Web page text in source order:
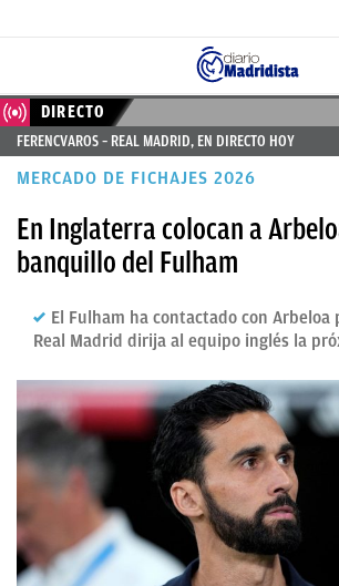
ÚLTIMAS
NOTICIAS
MADRID
BALONCESTO
CANTERA
DIRECTO
FEMENINO
PAPARAZZI
OKDIARIO
DIRECTO
FERENCVAROS – REAL MADRID, EN DIRECTO HOY
MERCADO DE FICHAJES 2026
En Inglaterra colocan a
banquillo del Fulham
El Fulham ha contactado con Arbeloa
Real Madrid dirija al equipo inglés la